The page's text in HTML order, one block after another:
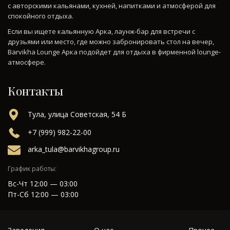
с авторскими кальянами, кухней, напитками и атмосферой для
спокойного отдыха.
Если вы ищете кальянную Арка, лаунж-бар для встречи с
друзьями или место, где можно забронировать стол на вечер,
Barvikha Lounge Арка подойдет для отдыха в фирменной lounge-
атмосфере.
Контакты
Тула, улица Советская, 54 Б
+7 (999) 982-22-00
arka_tula@barvikhagroup.ru
График работы:
Вс-Чт 12:00 — 03:00
Пт-Сб 12:00 — 03:00